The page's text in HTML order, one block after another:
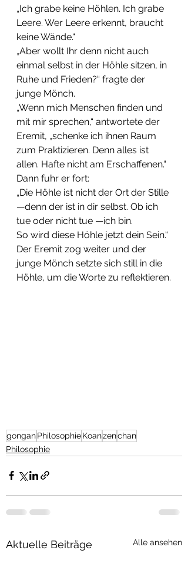
„Ich grabe keine Höhlen. Ich grabe
Leere. Wer Leere erkennt, braucht
keine Wände.“
„Aber wollt Ihr denn nicht auch
einmal selbst in der Höhle sitzen, in
Ruhe und Frieden?“ fragte der
junge Mönch.
„Wenn mich Menschen finden und
mit mir sprechen,“ antwortete der
Eremit, „schenke ich ihnen Raum
zum Praktizieren. Denn alles ist
allen. Hafte nicht am Erschaffenen.“
Dann fuhr er fort:
„Die Höhle ist nicht der Ort der Stille
—denn der ist in dir selbst. Ob ich
tue oder nicht tue —ich bin.
So wird diese Höhle jetzt dein Sein.“
Der Eremit zog weiter und der
junge Mönch setzte sich still in die
Höhle, um die Worte zu reflektieren.
gonganPhilosophieKoanzenchan
Philosophie
Aktuelle Beiträge Alle ansehen